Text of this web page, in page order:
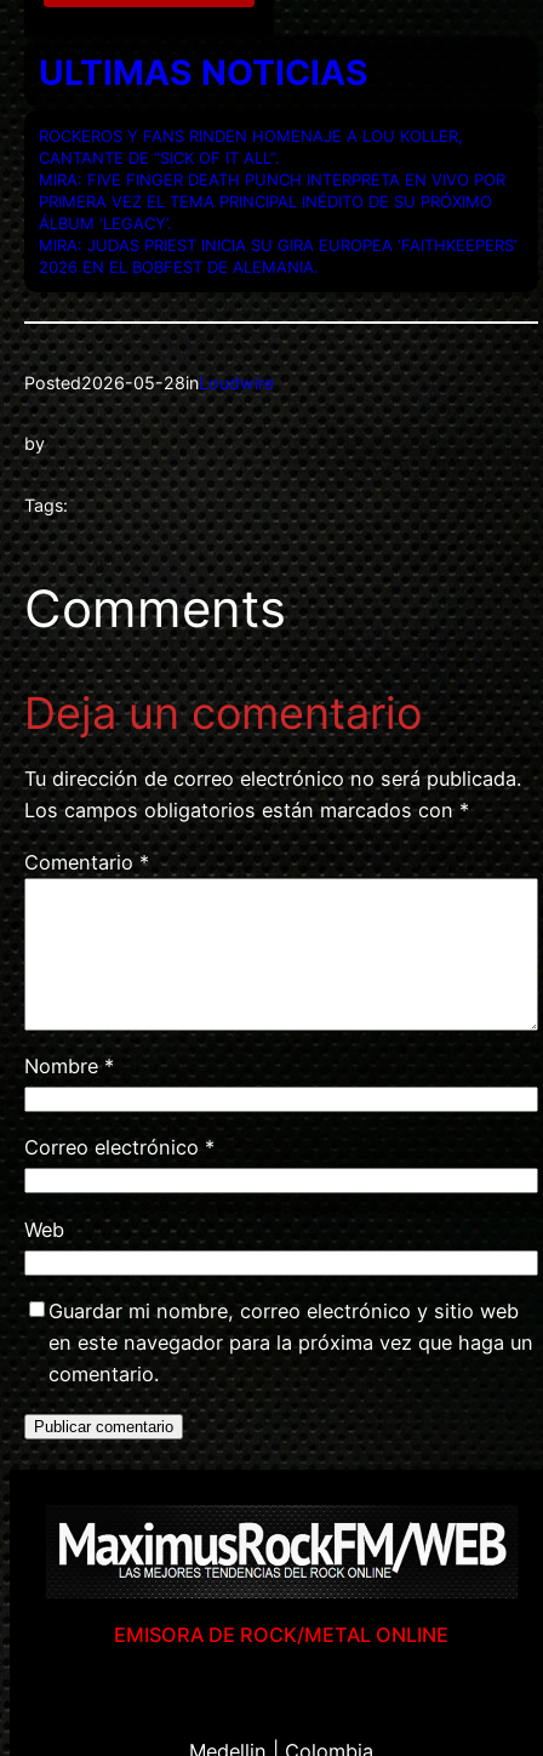
ULTIMAS NOTICIAS
ROCKEROS Y FANS RINDEN HOMENAJE A LOU KOLLER,
CANTANTE DE “SICK OF IT ALL”.
MIRA: FIVE FINGER DEATH PUNCH INTERPRETA EN VIVO POR
PRIMERA VEZ EL TEMA PRINCIPAL INÉDITO DE SU PRÓXIMO
ÁLBUM ‘LEGACY’.
MIRA: JUDAS PRIEST INICIA SU GIRA EUROPEA ‘FAITHKEEPERS’
2026 EN EL BOBFEST DE ALEMANIA.
Posted2026-05-28inLoudwire
by
Tags:
Comments
Deja un comentario
Tu dirección de correo electrónico no será publicada.
Los campos obligatorios están marcados con *
Comentario*
Nombre*
Correo electrónico *
Web
Guardar mi nombre, correo electrónico y sitio web
en este navegador para la próxima vez que haga un
comentario.
EMISORA DE ROCK/METAL ONLINE